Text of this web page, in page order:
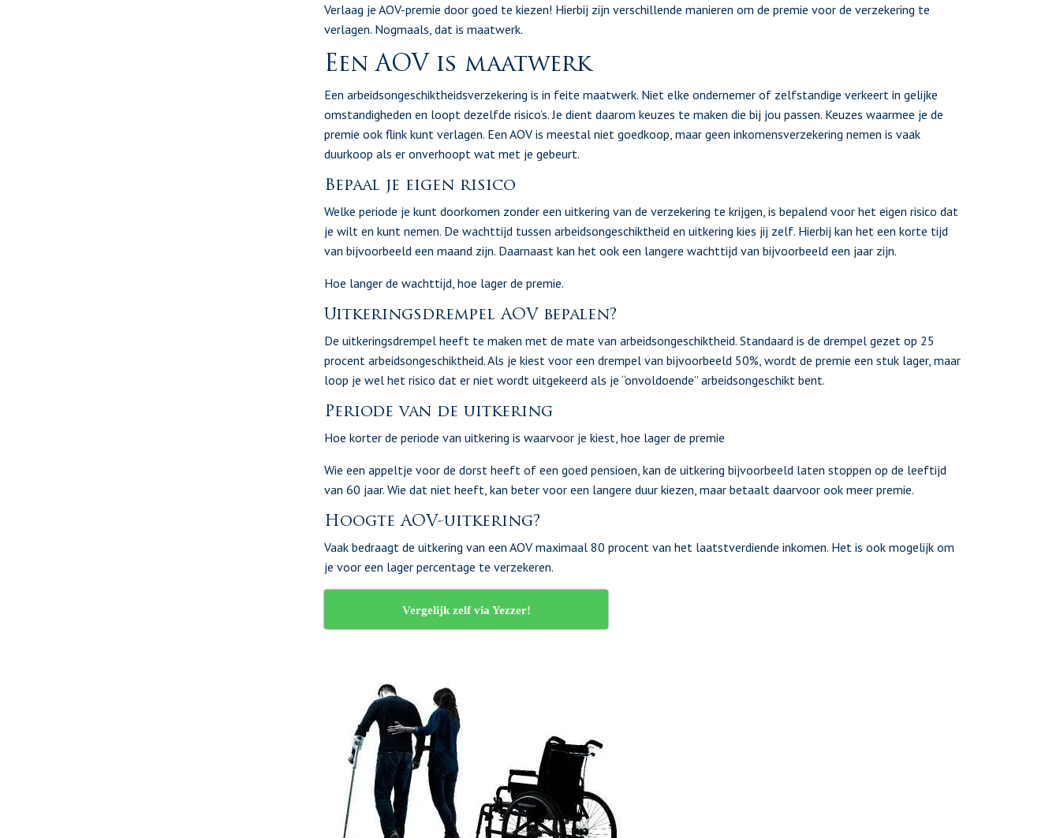
Verlaag je AOV-premie door goed te kiezen! Hierbij zijn verschillende manieren om de premie voor de verzekering te
verlagen. Nogmaals, dat is maatwerk.
Een AOV is maatwerk
Een arbeidsongeschiktheidsverzekering is in feite maatwerk. Niet elke ondernemer of zelfstandige verkeert in gelijke
omstandigheden en loopt dezelfde risico’s. Je dient daarom keuzes te maken die bij jou passen. Keuzes waarmee je de
premie ook flink kunt verlagen. Een AOV is meestal niet goedkoop, maar geen inkomensverzekering nemen is vaak
duurkoop als er onverhoopt wat met je gebeurt.
Bepaal je eigen risico
Welke periode je kunt doorkomen zonder een uitkering van de verzekering te krijgen, is bepalend voor het eigen risico dat
je wilt en kunt nemen. De wachttijd tussen arbeidsongeschiktheid en uitkering kies jij zelf. Hierbij kan het een korte tijd
van bijvoorbeeld een maand zijn. Daarnaast kan het ook een langere wachttijd van bijvoorbeeld een jaar zijn.
Hoe langer de wachttijd, hoe lager de premie.
Uitkeringsdrempel AOV bepalen?
De uitkeringsdrempel heeft te maken met de mate van arbeidsongeschiktheid. Standaard is de drempel gezet op 25
procent arbeidsongeschiktheid. Als je kiest voor een drempel van bijvoorbeeld 50%, wordt de premie een stuk lager, maar
loop je wel het risico dat er niet wordt uitgekeerd als je “onvoldoende” arbeidsongeschikt bent.
Periode van de uitkering
Hoe korter de periode van uitkering is waarvoor je kiest, hoe lager de premie
Wie een appeltje voor de dorst heeft of een goed pensioen, kan de uitkering bijvoorbeeld laten stoppen op de leeftijd
van 60 jaar. Wie dat niet heeft, kan beter voor een langere duur kiezen, maar betaalt daarvoor ook meer premie.
Hoogte AOV-uitkering?
Vaak bedraagt de uitkering van een AOV maximaal 80 procent van het laatstverdiende inkomen. Het is ook mogelijk om
je voor een lager percentage te verzekeren.
Vergelijk zelf via Yezzer!